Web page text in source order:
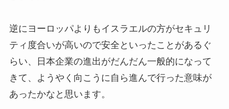
逆にヨーロッパよりもイスラエルの方がセキュリ
ティ度合いが高いので安全といったことがあるぐ
らい、日本企業の進出がだんだん一般的になって
きて、ようやく向こうに自ら進んで行った意味が
あったかなと思います。